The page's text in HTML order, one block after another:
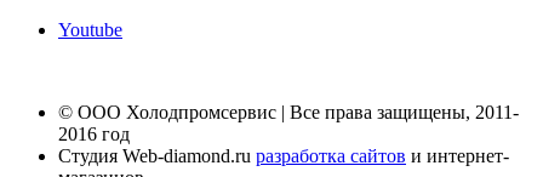
Youtube
© ООО Холодпромсервис | Все права защищены, 2011-
2016 год
Студия Web-diamond.ru разработка сайтов и интернет-